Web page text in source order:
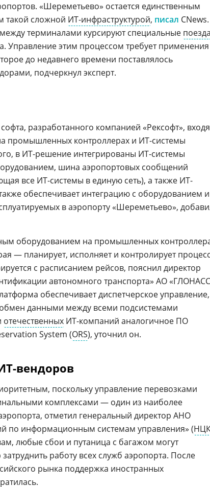
«Шереметьево» остается единственным
такой сложной ИТ-инфраструктурой, писал CNews.
терминалами курсируют специальные
Управление этим процессом требует применения
до недавнего времени поставлялось
подчеркнул эксперт.
разработанного компанией «Рексофт»,
промышленных контроллерах и ИТ-системы
в ИТ-решение интегрированы ИТ-системы
шина аэропортовых сообщений
все ИТ-системы в единую сеть), а также ИТ-
обеспечивает интеграцию с оборудованием и
в аэропорту «Шереметьево»,
оборудованием на промышленных
— планирует, исполняет и контролирует
с расписанием рейсов, пояснил директор
автономного транспорта» АО
обеспечивает диспетчерское управление,
данными между всеми подсистемами
отечественных ИТ-компаний аналогичное ПО
System (ORS), уточнил он.
вендоров
поскольку управление перевозками
комплексами — один из наиболее
отметил генеральный директор АНО
по информационным системам управления» (
любые сбои и путаница с багажом могут
работу всех служб аэропорта. После
рынка поддержка иностранных